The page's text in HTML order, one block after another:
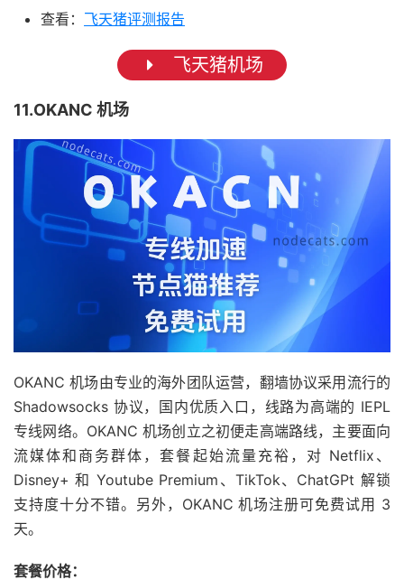
查看： 飞天猪评测报告
飞天猪机场
11.OKANC 机场
OKANC 机场由专业的海外团队运营，翻墙协议采用流行的
Shadowsocks 协议，国内优质入口，线路为高端的 IEPL
专线网络。OKANC 机场创立之初便走高端路线，主要面向
流媒体和商务群体，套餐起始流量充裕，对 Netflix、
Disney+ 和 Youtube Premium、TikTok、ChatGPt 解锁
支持度十分不错。另外，OKANC 机场注册可免费试用 3
天。
套餐价格：